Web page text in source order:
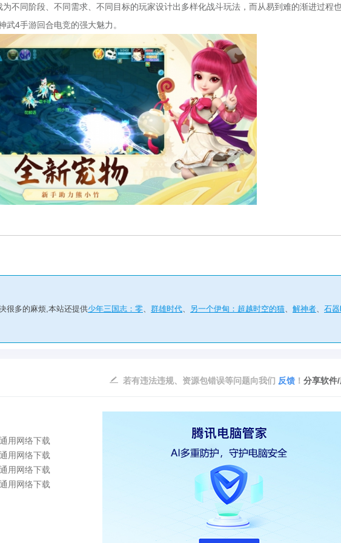
不同阶段、不同需求、不同目标的玩家设计出多样化战斗玩法，而从易到难的渐进过程
4手游回合电竞的强大魅力。
很多的麻烦,本站还提供少年三国志：零、 群雄时代、 另一个伊甸：超越时空的猫、 解神者、 石
分享软件
若有违法违规、资源包错误等问题向我们 反馈 ！
通用网络下载
通用网络下载
通用网络下载
通用网络下载